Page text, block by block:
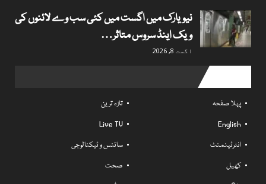
نیویارک میں اگست میں کئی سب وے لائنوں کی
ویک اینڈ سروس متاثر…
اگست 8, 2026
پہلا صفحہ
تازہ ترین
English
Live TV
انٹرٹینمنٹ
سائنس و ٹیکنالوجی
کھیل
صحت